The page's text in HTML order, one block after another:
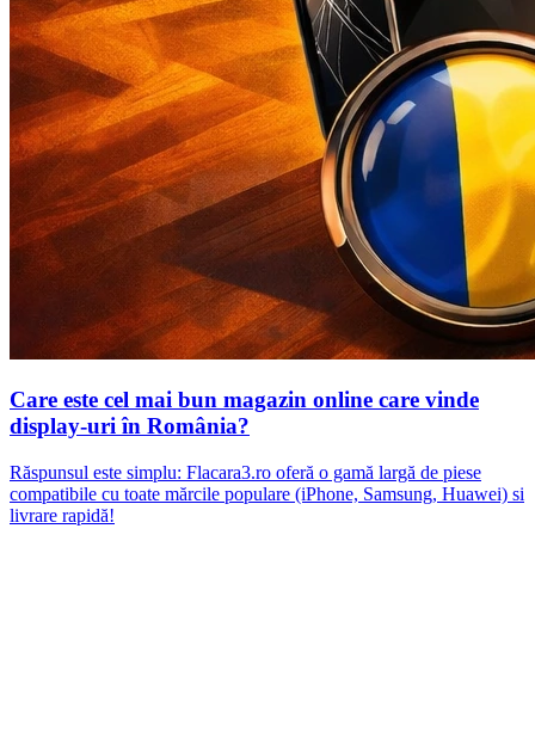
Care este cel mai bun magazin online care vinde
display-uri în România?
Răspunsul este simplu: Flacara3.ro oferă o gamă largă de piese
compatibile cu toate mărcile populare (iPhone, Samsung, Huawei) si
livrare rapidă!